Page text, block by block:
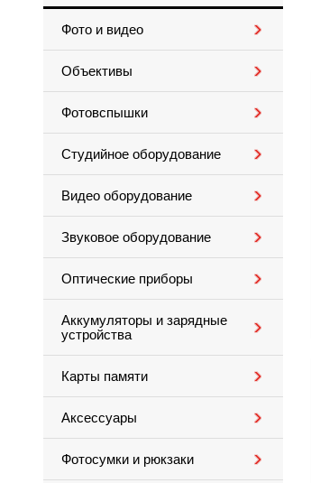
Фото и видео
Объективы
Фотовспышки
Студийное оборудование
Видео оборудование
Звуковое оборудование
Оптические приборы
Аккумуляторы и зарядные
устройства
Карты памяти
Аксессуары
Фотосумки и рюкзаки